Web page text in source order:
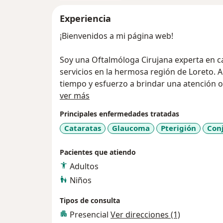
Experiencia
¡Bienvenidos a mi página web!
Soy una Oftalmóloga Cirujana experta en
servicios en la hermosa región de Loreto.
tiempo y esfuerzo a brindar una atención
mejorar la visión y el bienestar de mis
Uno de mis mayores logros ha sido ser
inicio de las cirugías de cataratas para
con la salud visual de la comunidad.
En mi práctica como oftalmóloga cirujana,
enfoque se centra en brindar una atención
necesidades individuales de cada paciente
ver más
Principales enfermedades tratadas
Cataratas Glaucoma Pterigión
Pacientes que atiendo
Adultos
Niños
Tipos de consulta
Presencial Ver direcciones (1)